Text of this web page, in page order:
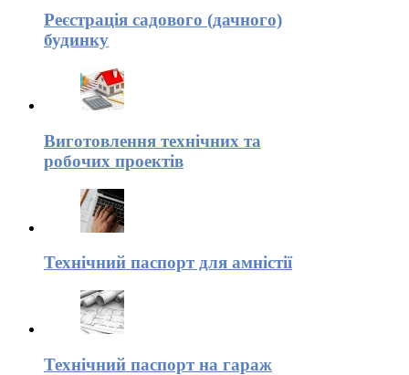
Реєстрація садового (дачного)
будинку
Виготовлення технічних та
робочих проектів
Технічний паспорт для амністії
Технічний паспорт на гараж